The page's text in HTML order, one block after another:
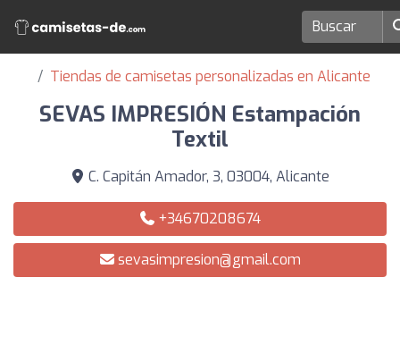
Tiendas de camisetas personalizadas en Alicante
SEVAS IMPRESIÓN Estampación
Textil
C. Capitán Amador, 3, 03004, Alicante
+34670208674
sevasimpresion@gmail.com